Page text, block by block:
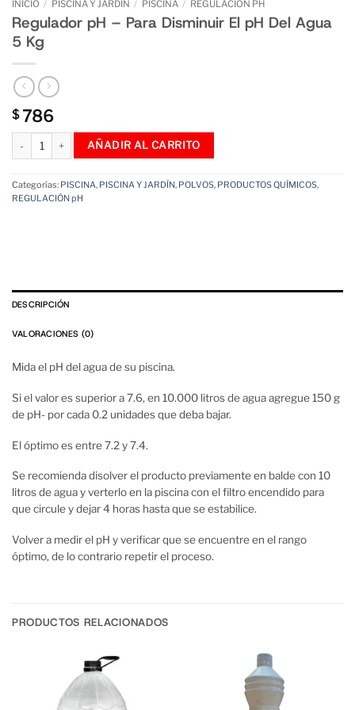
INICIO / PISCINA Y JARDÍN / PISCINA / REGULACIÓN PH
Regulador pH – Para Disminuir El pH Del Agua
5 Kg
$786
Regulador pH - Para Disminuir El pH Del Agua 5 Kg cantidad
AÑADIR AL CARRITO
Categorías: PISCINA, PISCINA Y JARDÍN, POLVOS, PRODUCTOS QUÍMICOS,
REGULACIÓN pH
DESCRIPCIÓN
VALORACIONES (0)
Mida el pH del agua de su piscina.
Si el valor es superior a 7.6, en 10.000 litros de agua agregue 150 g
de pH- por cada 0.2 unidades que deba bajar.
El óptimo es entre 7.2 y 7.4.
Se recomienda disolver el producto previamente en balde con 10
litros de agua y verterlo en la piscina con el filtro encendido para
que circule y dejar 4 horas hasta que se estabilice.
Volver a medir el pH y verificar que se encuentre en el rango
óptimo, de lo contrario repetir el proceso.
PRODUCTOS RELACIONADOS